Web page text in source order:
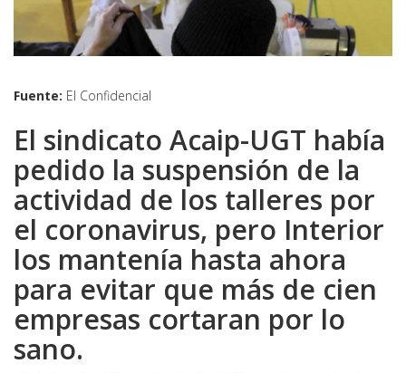
Fuente: El Confidencial
El sindicato Acaip-UGT había
pedido la suspensión de la
actividad de los talleres por
el coronavirus, pero Interior
los mantenía hasta ahora
para evitar que más de cien
empresas cortaran por lo
sano.